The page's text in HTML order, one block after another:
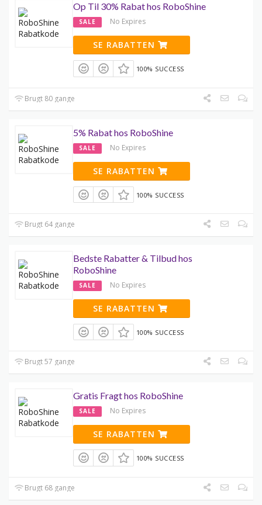
Op Til 30% Rabat hos RoboShine
SALE No Expires
SE RABATTEN
100% SUCCESS
Brugt 80 gange
5% Rabat hos RoboShine
SALE No Expires
SE RABATTEN
100% SUCCESS
Brugt 64 gange
Bedste Rabatter & Tilbud hos
RoboShine
SALE No Expires
SE RABATTEN
100% SUCCESS
Brugt 57 gange
Gratis Fragt hos RoboShine
SALE No Expires
SE RABATTEN
100% SUCCESS
Brugt 68 gange